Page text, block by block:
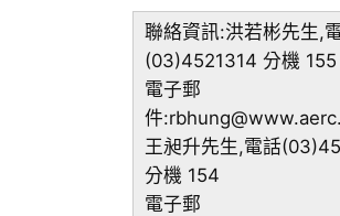
聯絡資訊:洪若彬先生,
(03)4521314 分機 155
電子郵
件
王昶升先生,電話
分機 154
電子郵